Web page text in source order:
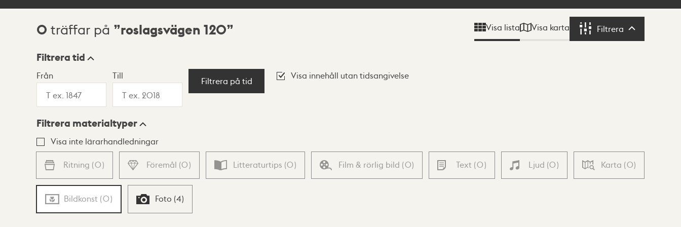
Sökresultat
0 träffar på roslagsvägen 120 Visa lista Visa karta Filtrera Filtrera
Visningsläge
Lista Karta
Filtrera tid
Från Till
Filtrera på tid
Visa innehåll utan tidsangivelse
Filtrera materialtyper
Visa inte lärarhandledningar
Ritning (0) Föremål (0) Litteraturtips (0) Film & rörlig bild (0) Text (0) Ljud (0) Karta (0)
Bildkonst (0) Foto (4)